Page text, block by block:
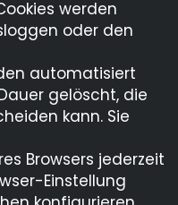
werden
oder den
automatisiert
gelöscht, die
kann. Sie
Browsers jederzeit
Einstellung